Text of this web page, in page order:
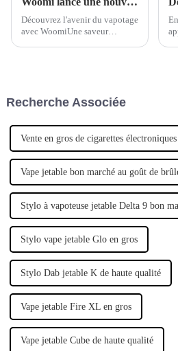
Découvrez l'avenir du vapotage
avec WoomiUne saveur
Recherche Associée
Vente en gros de cigarettes
Vape jetable bon marché au goût de
Stylo à vapoteuse jetable Delta 9 bon
Stylo vape jetable Glo en gros
Stylo Dab jetable K de haute qualité
Vape jetable Fire XL en gros
Vape jetable Cube de haute qualité